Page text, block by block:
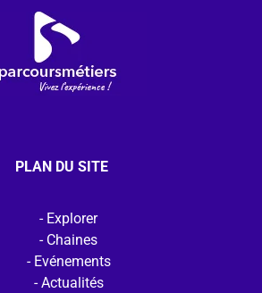
PLAN DU SITE
Explorer
Chaines
Evénements
Actualités